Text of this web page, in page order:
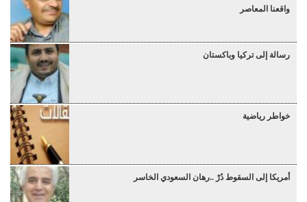
واقعنا المعاصر
رسالة إلى تركيا وباكستان
خواطر رياضية
أمريكا إلى السقوط دُرْ ..رهان السعودي الخاسر